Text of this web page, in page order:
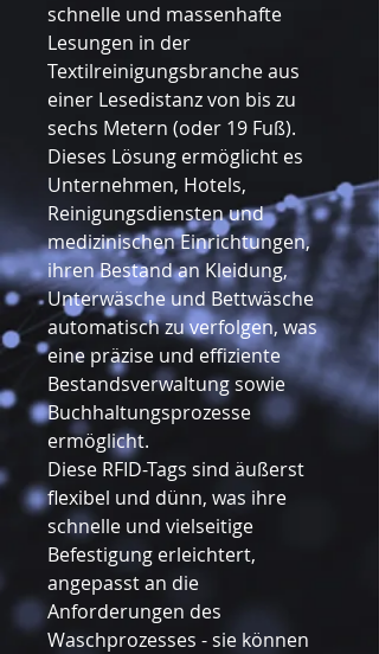
schnelle und massenhafte
Lesungen in der
Textilreinigungsbranche aus
einer Lesedistanz von bis zu
sechs Metern (oder 19 Fuß).
Dieses Lösung ermöglicht es
Unternehmen, Hotels,
Reinigungsdiensten und
medizinischen Einrichtungen,
ihren Bestand an Kleidung,
Unterwäsche und Bettwäsche
automatisch zu verfolgen, was
eine präzise und effiziente
Bestandsverwaltung sowie
Buchhaltungsprozesse
ermöglicht.
Diese RFID-Tags sind äußerst
flexibel und dünn, was ihre
schnelle und vielseitige
Befestigung erleichtert,
angepasst an die
Anforderungen des
Waschprozesses - sie können